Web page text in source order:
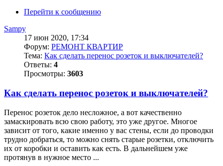
Перейти к сообщению
Sampy
17 июн 2020, 17:34
Форум: РЕМОНТ КВАРТИР
Тема: Как сделать перенос розеток и выключателей?
Ответы: 4
Просмотры: 3603
Как сделать перенос розеток и выключателей?
Перенос розеток дело несложное, а вот качественно
замаскировать всю свою работу, это уже другое. Многое
зависит от того, какие именно у вас стены, если до проводки
трудно добраться, то можно снять старые розетки, отключить
их от коробки и оставить как есть. В дальнейшем уже
протянув в нужное место ...